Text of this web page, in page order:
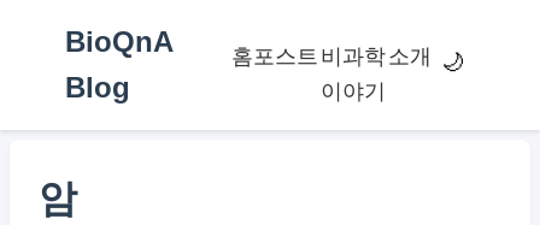
BioQnA
Blog
홈포스트 비과학
이야기
소개 🌙
암